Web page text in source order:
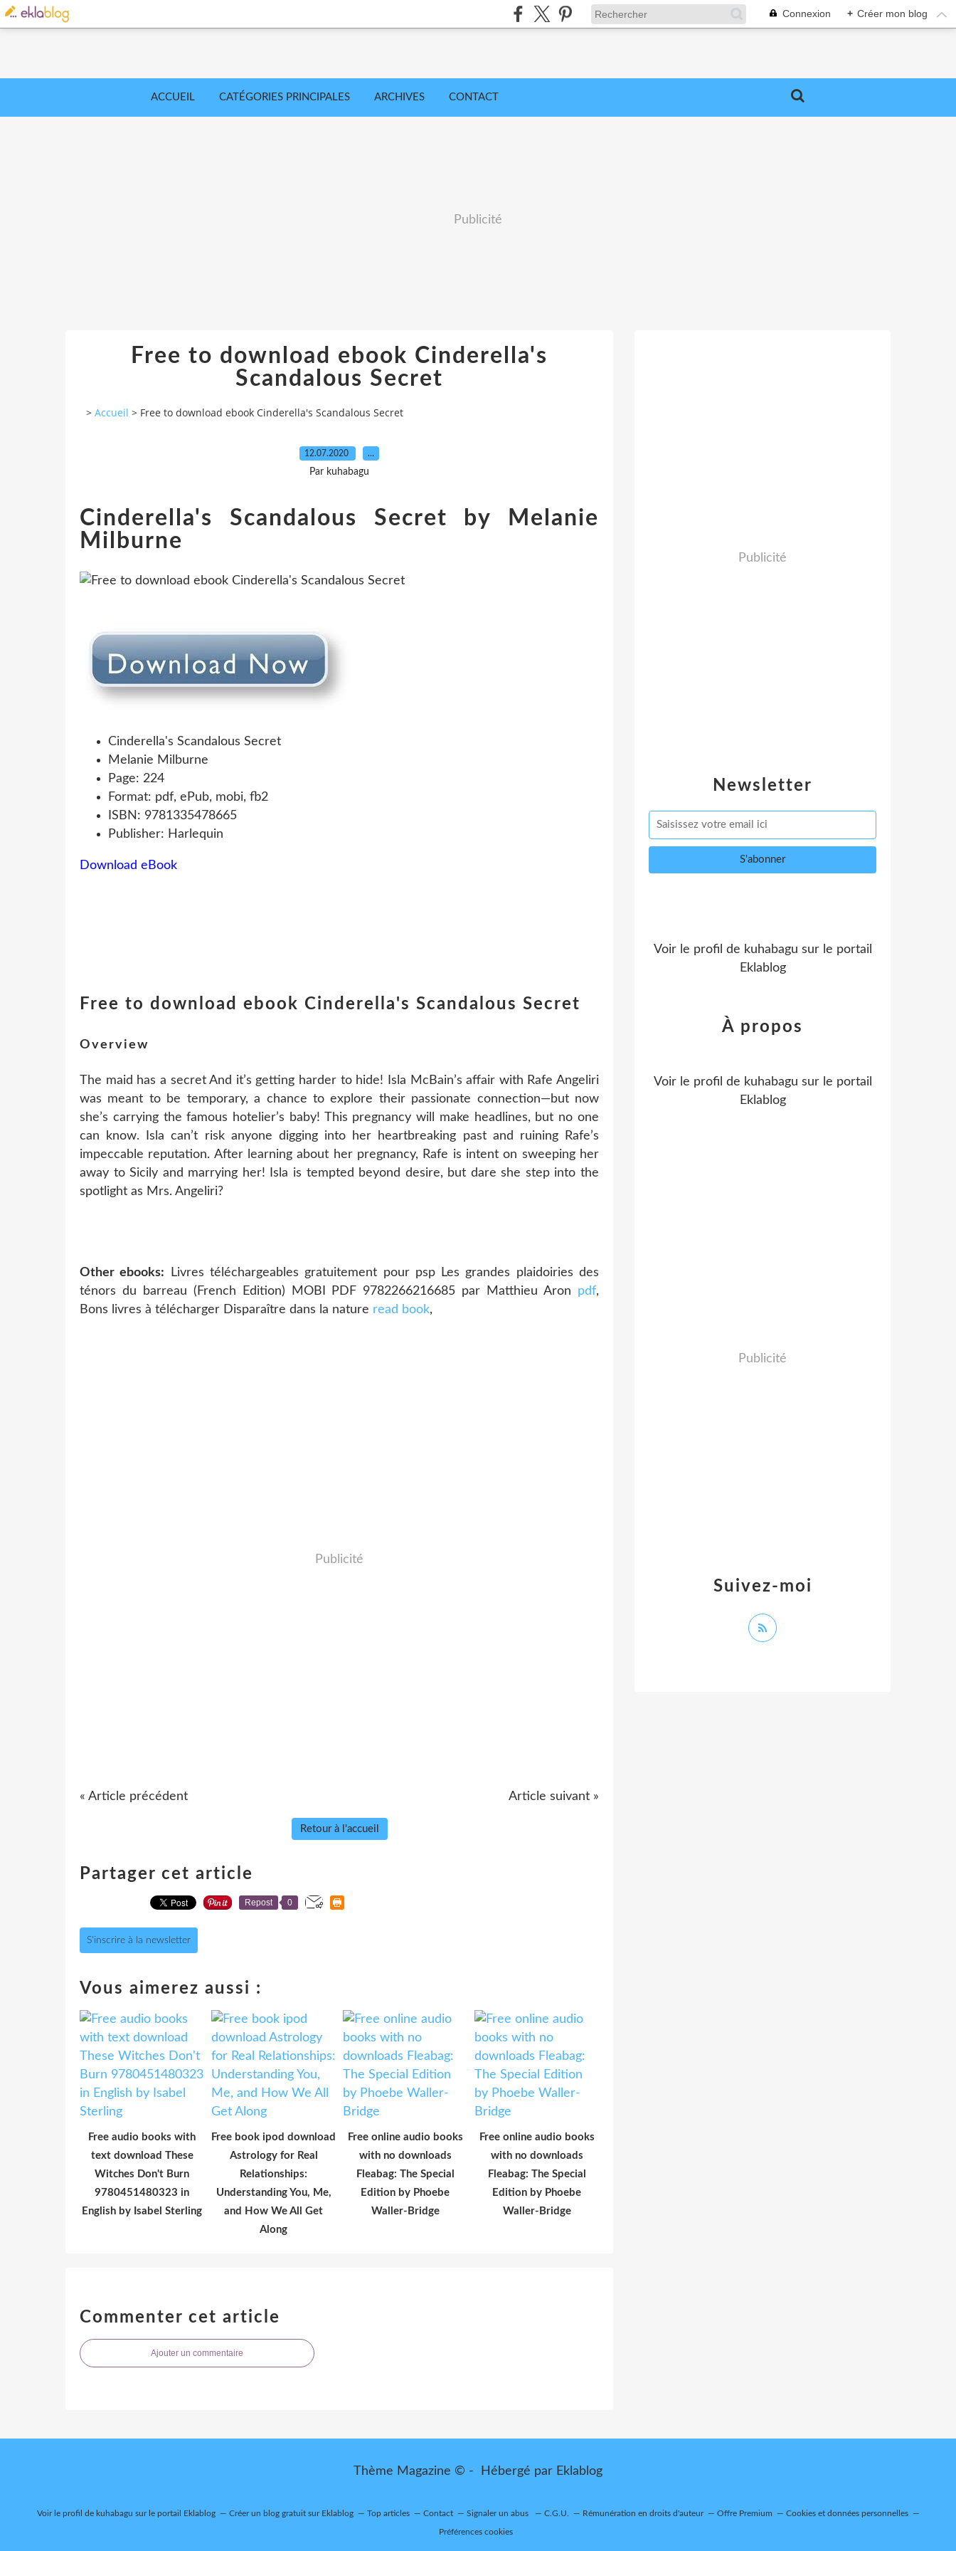
Connexion + Créer mon blog
ACCUEIL CATÉGORIES PRINCIPALES ARCHIVES CONTACT
Publicité
Free to download ebook Cinderella's
Scandalous Secret
> Accueil > Free to download ebook Cinderella's Scandalous Secret
12.07.2020 …
Par kuhabagu
Cinderella's Scandalous Secret by Melanie
Milburne
Cinderella's Scandalous Secret
Melanie Milburne
Page: 224
Format: pdf, ePub, mobi, fb2
ISBN: 9781335478665
Publisher: Harlequin
Download eBook
Free to download ebook Cinderella's Scandalous Secret
Overview
The maid has a secret And it’s getting harder to hide! Isla McBain’s affair with Rafe Angeliri
was meant to be temporary, a chance to explore their passionate connection—but now
she’s carrying the famous hotelier’s baby! This pregnancy will make headlines, but no one
can know. Isla can’t risk anyone digging into her heartbreaking past and ruining Rafe’s
impeccable reputation. After learning about her pregnancy, Rafe is intent on sweeping her
away to Sicily and marrying her! Isla is tempted beyond desire, but dare she step into the
spotlight as Mrs. Angeliri?
Other ebooks: Livres téléchargeables gratuitement pour psp Les grandes plaidoiries des
ténors du barreau (French Edition) MOBI PDF 9782266216685 par Matthieu Aron pdf,
Bons livres à télécharger Disparaître dans la nature read book,
Publicité
« Article précédent Article suivant »
Retour à l'accueil
Partager cet article
Repost 0
S'inscrire à la newsletter
Vous aimerez aussi :
Free audio books with
text download These
Witches Don't Burn
9780451480323 in
English by Isabel Sterling
Free book ipod download
Astrology for Real
Relationships:
Understanding You, Me,
and How We All Get
Along
Free online audio books
with no downloads
Fleabag: The Special
Edition by Phoebe
Waller-Bridge
Free online audio books
with no downloads
Fleabag: The Special
Edition by Phoebe
Waller-Bridge
Commenter cet article
Ajouter un commentaire
Newsletter
Publicité
Voir le profil de kuhabagu sur le portail
Eklablog
Suivez-moi
À propos
Voir le profil de kuhabagu sur le portail
Eklablog
Publicité
Thème Magazine © - Hébergé par Eklablog
Voir le profil de kuhabagu sur le portail Eklablog Créer un blog gratuit sur Eklablog Top articles Contact Signaler un abus C.G.U. Rémunération en droits d'auteur Offre Premium Cookies et données personnelles
Préférences cookies